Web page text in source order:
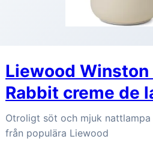
Liewood
Rabbit creme de
Otroligt söt och mjuk
från populära Liewood